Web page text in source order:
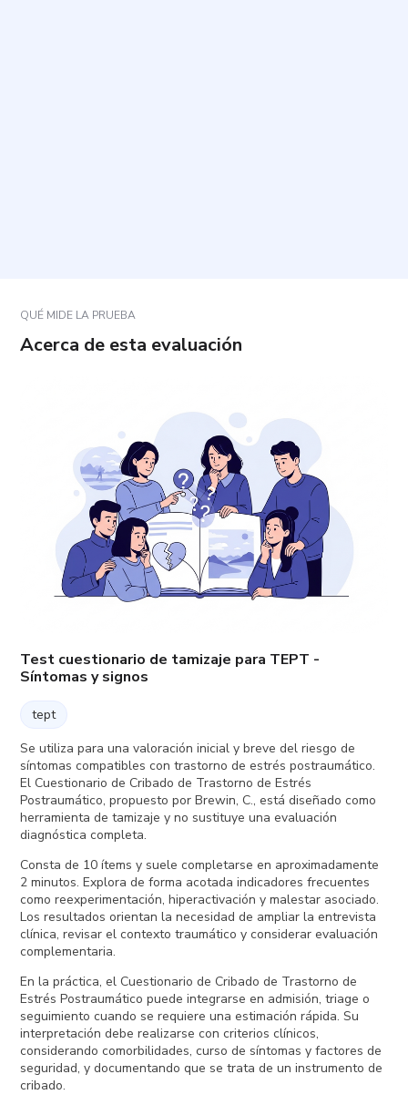
QUÉ MIDE LA PRUEBA
Acerca de esta evaluación
Test cuestionario de tamizaje para TEPT -
Síntomas y signos
tept
Se utiliza para una valoración inicial y breve del riesgo de
síntomas compatibles con trastorno de estrés postraumático.
El Cuestionario de Cribado de Trastorno de Estrés
Postraumático, propuesto por Brewin, C., está diseñado como
herramienta de tamizaje y no sustituye una evaluación
diagnóstica completa.
Consta de 10 ítems y suele completarse en aproximadamente
2 minutos. Explora de forma acotada indicadores frecuentes
como reexperimentación, hiperactivación y malestar asociado.
Los resultados orientan la necesidad de ampliar la entrevista
clínica, revisar el contexto traumático y considerar evaluación
complementaria.
En la práctica, el Cuestionario de Cribado de Trastorno de
Estrés Postraumático puede integrarse en admisión, triage o
seguimiento cuando se requiere una estimación rápida. Su
interpretación debe realizarse con criterios clínicos,
considerando comorbilidades, curso de síntomas y factores de
seguridad, y documentando que se trata de un instrumento de
cribado.